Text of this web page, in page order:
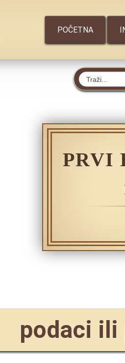
POČETNA
PRVI
podaci ili